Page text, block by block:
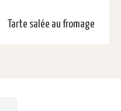
Tarte salée au fromage